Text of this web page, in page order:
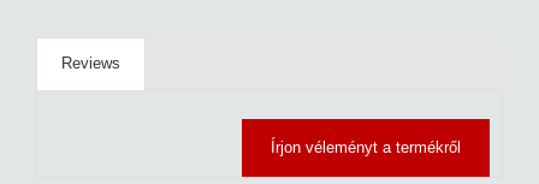
Reviews
Írjon véleményt a termékről